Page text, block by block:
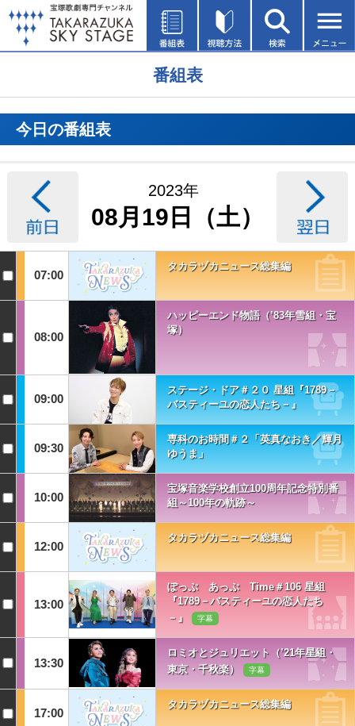
番組表
今日の番組表
2023年
08月19日（土）
07:00
タカラヅカニュース総集編
08:00
ハッピーエンド物語（’83年雪組・宝
塚）
09:00
ステージ・ドア＃２０ 星組『1789－
バスティーユの恋人たち－』
09:30
専科のお時間＃２「英真なおき／輝月
ゆうま」
10:00
宝塚音楽学校創立100周年記念特別番
組～100年の軌跡～
12:00
タカラヅカニュース総集編
13:00
ぽっぷ あっぷ Time＃106 星組
『1789－バスティーユの恋人たち
－』
字幕
13:30
ロミオとジュリエット（’21年星組・
東京・千秋楽）
字幕
17:00
タカラヅカニュース総集編